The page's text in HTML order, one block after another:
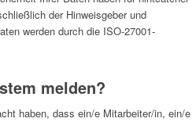
der Hinweisgeber und
werden durch die ISO-27001-
melden?
haben, dass ein/e Mitarbeiter/in, ein/e